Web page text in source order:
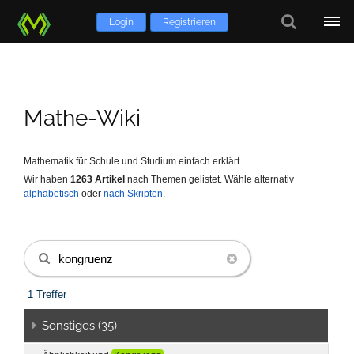
Login Registrieren
Mathe-Wiki
Mathematik für Schule und Studium einfach erklärt.
Wir haben 1263 Artikel nach Themen gelistet. Wähle alternativ
alphabetisch oder nach Skripten.
1 Treffer
Sonstiges (35)